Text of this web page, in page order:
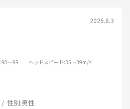
2026.8.3
:90～99 ヘッドスピード:35～39m/s
性別:男性